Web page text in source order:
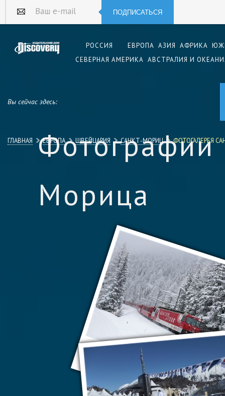
Ваш e-mail ПОДПИСАТЬСЯ
РОССИЯ ЕВРОПА АЗИЯ АФРИКА
СЕВЕРНАЯ АМЕРИКА АВСТРАЛИЯ И
Вы сейчас здесь:
ГЛАВНАЯ ЕВРОПА ШВЕЙЦАРИЯ САНКТ-МОРИЦ ФОТОГАЛЕРЕЯ
Фотографии
Морица
«Ледниковый экспресс» и «Бернина